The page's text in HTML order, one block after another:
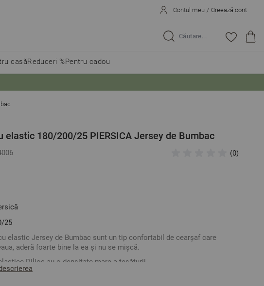
Contul meu / Creează cont
Caută...
casăReduceri %Pentru cadou
elastic 180/200/25 PIERSICA Jersey de Bumbac
(0)
25
elastic Jersey de Bumbac sunt un tip confortabil de cearșaf care
aderă foarte bine la ea și nu se mișcă.
Dilios au o densitate mare a țesăturii.